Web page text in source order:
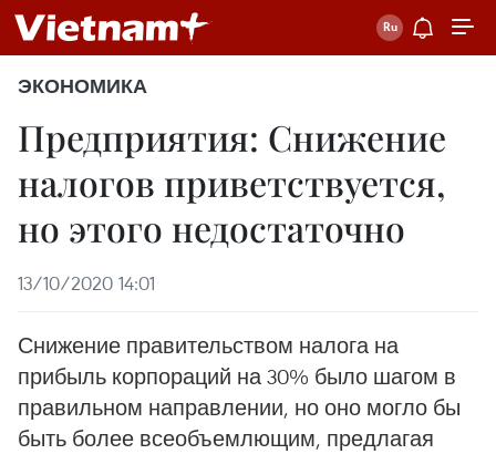
ЭКОНОМИКА
Предприятия: Снижение
налогов приветствуется,
но этого недостаточно
13/10/2020 14:01
Снижение правительством налога на
прибыль корпораций на 30% было шагом в
правильном направлении, но оно могло бы
быть более всеобъемлющим, предлагая